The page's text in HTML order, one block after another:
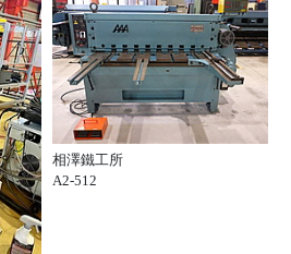
相澤鐵工所
A2-512